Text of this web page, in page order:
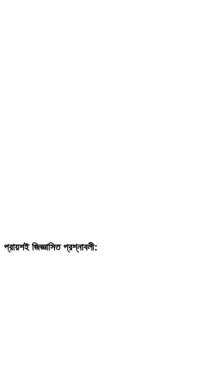
প্রায়শই জিজ্ঞাসিত প্রশ্নাবলী: